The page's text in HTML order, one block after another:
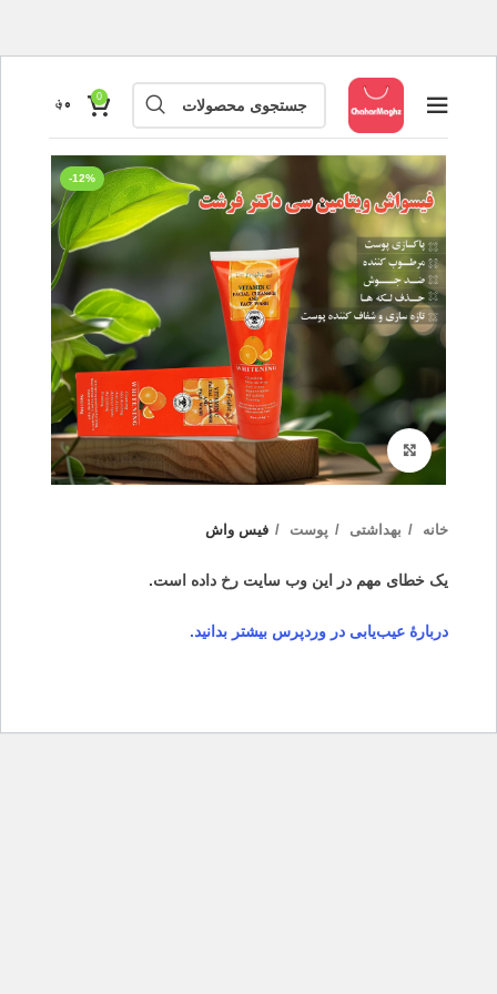
0 ۰؋
-12%
بزرگنمایی تصویر
خانه بهداشتی پوست فیس واش
یک خطای مهم در این وب سایت رخ داده است.
دربارهٔ عیب‌یابی در وردپرس بیشتر بدانید.